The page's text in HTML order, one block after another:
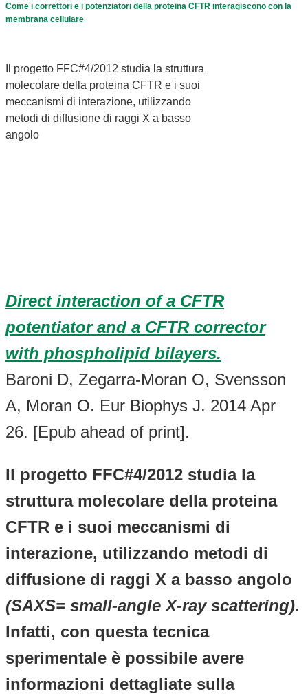
Come i correttori e i potenziatori della proteina CFTR interagiscono con la
membrana cellulare
Il progetto FFC#4/2012 studia la struttura
molecolare della proteina CFTR e i suoi
meccanismi di interazione, utilizzando
metodi di diffusione di raggi X a basso
angolo
Direct interaction of a CFTR
potentiator and a CFTR corrector
with phospholipid bilayers.
Baroni D, Zegarra-Moran O, Svensson
A, Moran O. Eur Biophys J. 2014 Apr
26. [Epub ahead of print].
Il progetto FFC#4/2012 studia la
struttura molecolare della proteina
CFTR e i suoi meccanismi di
interazione, utilizzando metodi di
diffusione di raggi X a basso angolo
(SAXS= small-angle X-ray scattering).
Infatti, con questa tecnica
sperimentale è possibile avere
informazioni dettagliate sulla